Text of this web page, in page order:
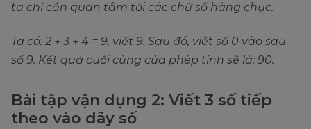
ta chỉ cần quan tâm tới các chữ số hàng chục.
Ta có: 2 + 3 + 4 = 9, viết 9. Sau đó, viết số 0 vào sau
số 9. Kết quả cuối cùng của phép tính sẽ là: 90.
Bài tập vận dụng 2: Viết 3 số tiếp
theo vào dãy số